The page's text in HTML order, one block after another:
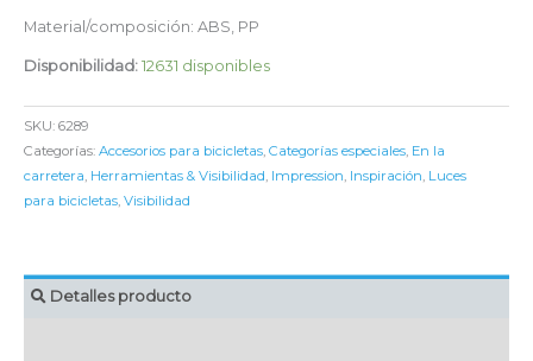
Material/composición: ABS, PP
Disponibilidad: 12631 disponibles
SKU: 6289
Categorías: Accesorios para bicicletas, Categorías especiales, En la
carretera, Herramientas & Visibilidad, Impression, Inspiración, Luces
para bicicletas, Visibilidad
Detalles producto